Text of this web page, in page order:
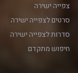
צפייה ישירה
סרטים לצפייה ישירה
סדרות לצפייה ישירה
חיפוש מתקדם